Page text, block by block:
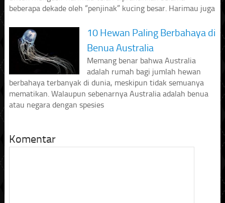
beberapa dekade oleh “penjinak” kucing besar. Harimau juga
10 Hewan Paling Berbahaya di
Benua Australia
Memang benar bahwa Australia
adalah rumah bagi jumlah hewan
berbahaya terbanyak di dunia, meskipun tidak semuanya
mematikan. Walaupun sebenarnya Australia adalah benua
atau negara dengan spesies
Komentar